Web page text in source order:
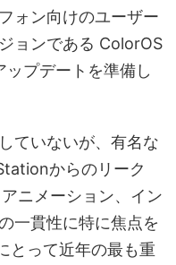
ォン向けのユーザー
ョンである ColorOS
ップデートを準備し
ていないが、有名な
からのリーク
ニメーション、イン
一貫性に特に焦点を
とって近年の最も重